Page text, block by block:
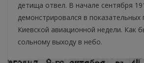
детища отвел. В начале сентября
демонстрировался в показательных
Киевской авиационной недели. Как
сольному выходу в небо.